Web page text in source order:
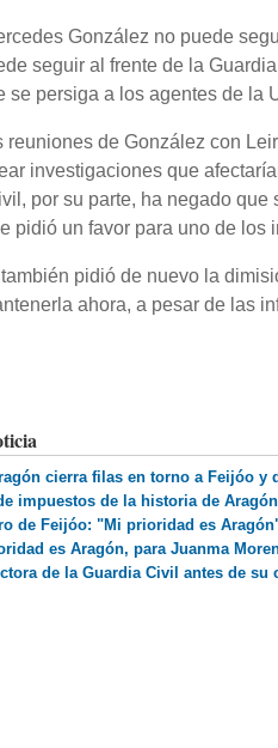
González no puede
seguir al frente de la
se persiga a los agentes de la
de González con
investigaciones que
por su parte, ha negado
pidió un favor para uno de los
pidió de nuevo la
ahora, a pesar de las
cierra filas en torno a Feijóo y
impuestos de la historia de
de Feijóo: "Mi prioridad es
es Aragón, para Juanma
de la Guardia Civil antes de su